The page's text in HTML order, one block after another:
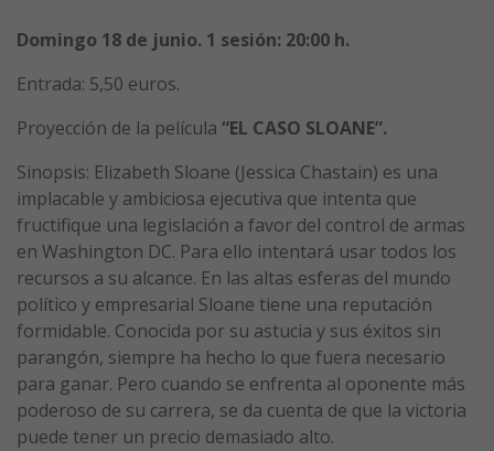
Domingo 18 de junio. 1 sesión: 20:00 h.
Entrada: 5,50 euros.
Proyección de la película “EL CASO SLOANE”.
Sinopsis: Elizabeth Sloane (Jessica Chastain) es una
implacable y ambiciosa ejecutiva que intenta que
fructifique una legislación a favor del control de armas
en Washington DC. Para ello intentará usar todos los
recursos a su alcance. En las altas esferas del mundo
político y empresarial Sloane tiene una reputación
formidable. Conocida por su astucia y sus éxitos sin
parangón, siempre ha hecho lo que fuera necesario
para ganar. Pero cuando se enfrenta al oponente más
poderoso de su carrera, se da cuenta de que la victoria
puede tener un precio demasiado alto.